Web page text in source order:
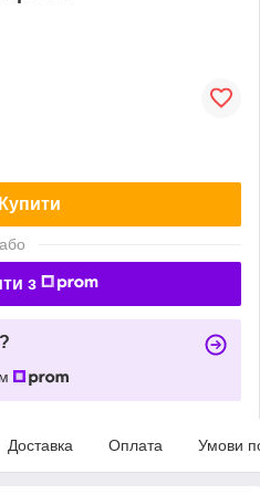
Купити
або
з
Доставка Оплата Умови